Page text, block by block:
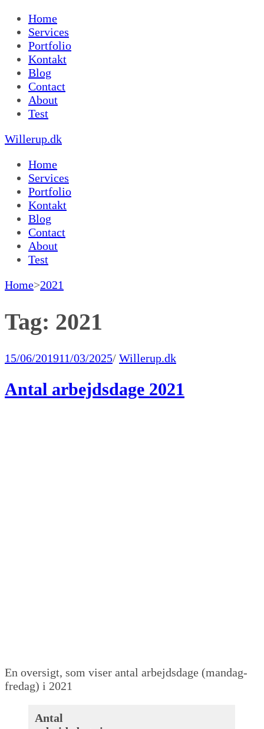
Home
Services
Portfolio
Kontakt
Blog
Contact
About
Test
Willerup.dk
Home
Services
Portfolio
Kontakt
Blog
Contact
About
Test
Home>2021
Tag: 2021
15/06/201911/03/2025/ Willerup.dk
Antal arbejdsdage 2021
En oversigt, som viser antal arbejdsdage (mandag-
fredag) i 2021
Antal